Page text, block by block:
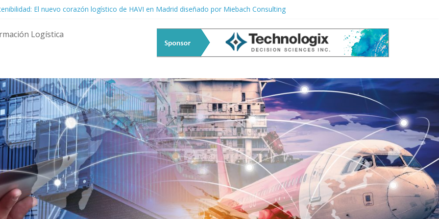
El nuevo corazón logístico de HAVI en Madrid diseñado por Miebach Consulting
Talento Femenino: El Motor Estratégico que la Logística Ya No Puede Ignorar
la Era de las Cadenas de Suministro Predictivas y Autónomas
Logística